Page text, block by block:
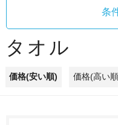
条
タオル
価格(安い順) 価格(高い